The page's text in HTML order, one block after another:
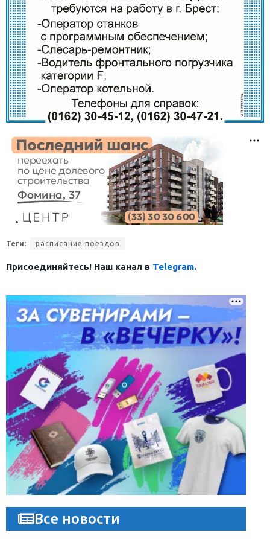
Теги: расписание поездов
Присоединяйтесь! Наш канал в Telegram.
Все новости